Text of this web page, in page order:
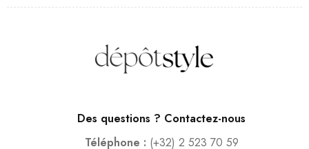
Des questions ? Contactez-nous
Téléphone : (+32) 2 523 70 59